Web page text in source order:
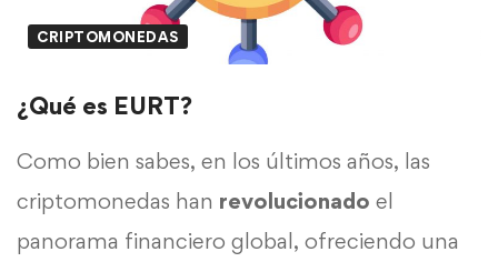
CRIPTOMONEDAS
¿Qué es EURT?
Como bien sabes, en los últimos años, las
criptomonedas han revolucionado el
panorama financiero global, ofreciendo una